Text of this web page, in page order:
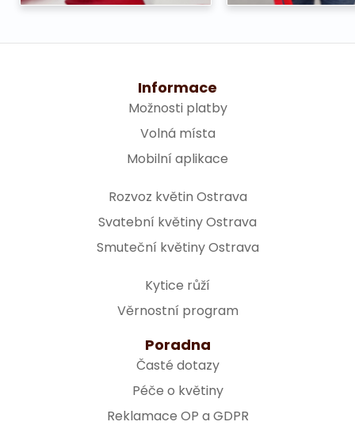
Informace
Možnosti platby
Volná místa
Mobilní aplikace
Rozvoz květin Ostrava
Svatební květiny Ostrava
Smuteční květiny Ostrava
Kytice růží
Věrnostní program
Poradna
Časté dotazy
Péče o květiny
Reklamace OP a GDPR